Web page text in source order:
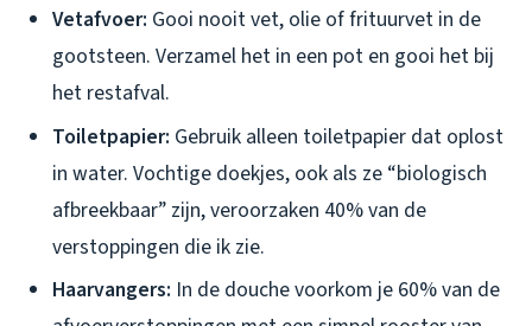
Vetafvoer: Gooi nooit vet, olie of frituurvet in de
gootsteen. Verzamel het in een pot en gooi het bij
het restafval.
Toiletpapier: Gebruik alleen toiletpapier dat oplost
in water. Vochtige doekjes, ook als ze “biologisch
afbreekbaar” zijn, veroorzaken 40% van de
verstoppingen die ik zie.
Haarvangers: In de douche voorkom je 60% van de